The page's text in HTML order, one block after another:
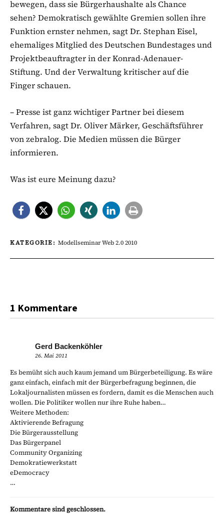
bewegen, dass sie Bürgerhaushalte als Chance
sehen? Demokratisch gewählte Gremien sollen ihre
Funktion ernster nehmen, sagt Dr. Stephan Eisel,
ehemaliges Mitglied des Deutschen Bundestages und
Projektbeauftragter in der Konrad-Adenauer-
Stiftung. Und der Verwaltung kritischer auf die
Finger schauen.
– Presse ist ganz wichtiger Partner bei diesem
Verfahren, sagt Dr. Oliver Märker, Geschäftsführer
von zebralog. Die Medien müssen die Bürger
informieren.
Was ist eure Meinung dazu?
KATEGORIE: Modellseminar Web 2.0 2010
1 Kommentare
Gerd Backenköhler
26. Mai 2011
Es bemüht sich auch kaum jemand um Bürgerbeteiligung. Es wäre
ganz einfach, einfach mit der Bürgerbefragung beginnen, die
Lokaljournalisten müssen es fordern, damit es die Menschen auch
wollen. Die Politiker wollen nur ihre Ruhe haben…
Weitere Methoden:
Aktivierende Befragung
Die Bürgerausstellung
Das Bürgerpanel
Community Organizing
Demokratiewerkstatt
eDemocracy
…
Kommentare sind geschlossen.